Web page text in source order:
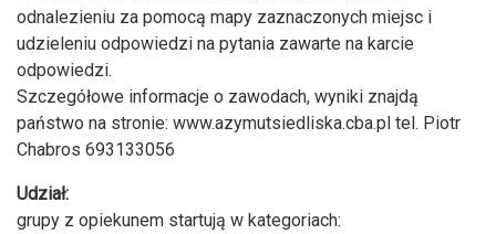
odnalezieniu za pomocą mapy zaznaczonych miejsc i
udzieleniu odpowiedzi na pytania zawarte na karcie
odpowiedzi.
Szczegółowe informacje o zawodach, wyniki znajdą
państwo na stronie: www.azymutsiedliska.cba.pl tel. Piotr
Chabros 693133056
Udział:
grupy z opiekunem startują w kategoriach: